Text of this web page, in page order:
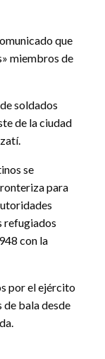
que
miembros de
soldados
de la ciudad
se
para
refugiados
con la
por el ejército
de bala desde